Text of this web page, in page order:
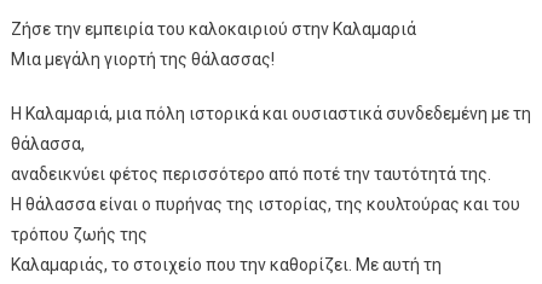
Ζήσε την εμπειρία του καλοκαιριού στην Καλαμαριά
Μια μεγάλη γιορτή της θάλασσας!
Η Καλαμαριά, μια πόλη ιστορικά και ουσιαστικά συνδεδεμένη με τη
θάλασσα,
αναδεικνύει φέτος περισσότερο από ποτέ την ταυτότητά της.
Η θάλασσα είναι ο πυρήνας της ιστορίας, της κουλτούρας και του
τρόπου ζωής της
Καλαμαριάς, το στοιχείο που την καθορίζει. Με αυτή τη